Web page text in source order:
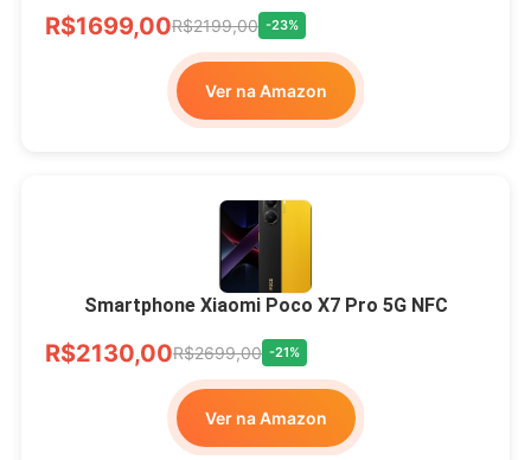
R$1699,00R$2199,00 -23%
Ver na Amazon
Smartphone Xiaomi Poco X7 Pro 5G NFC
R$2130,00R$2699,00 -21%
Ver na Amazon